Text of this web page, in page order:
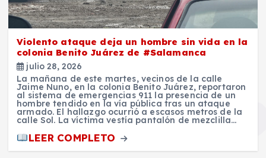
Violento ataque deja un hombre sin vida en la
colonia Benito Juárez de #Salamanca
julio 28, 2026
La mañana de este martes, vecinos de la calle
Jaime Nuno, en la colonia Benito Juárez, reportaron
al sistema de emergencias 911 la presencia de un
hombre tendido en la vía pública tras un ataque
armado. El hallazgo ocurrió a escasos metros de la
calle Sol. La víctima vestía pantalón de mezclilla…
LEER COMPLETO